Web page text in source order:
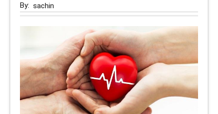
By: sachin